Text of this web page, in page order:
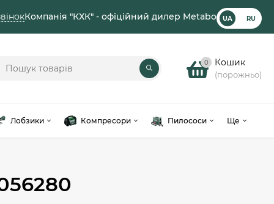
Компанія "КХК" - офіційний дилер Metabo UA RU
0 Кошик
(порожньо)
Лобзики Компресори Пилососи Ще